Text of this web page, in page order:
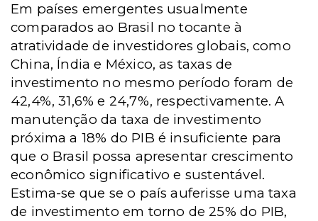
Em países emergentes usualmente
comparados ao Brasil no tocante à
atratividade de investidores globais, como
China, Índia e México, as taxas de
investimento no mesmo período foram de
42,4%, 31,6% e 24,7%, respectivamente. A
manutenção da taxa de investimento
próxima a 18% do PIB é insuficiente para
que o Brasil possa apresentar crescimento
econômico significativo e sustentável.
Estima-se que se o país auferisse uma taxa
de investimento em torno de 25% do PIB,